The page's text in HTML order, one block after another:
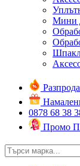
Мини
0878 68 38
Промо